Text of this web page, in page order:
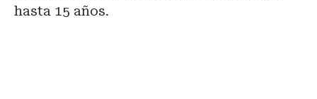
hasta 15 años.